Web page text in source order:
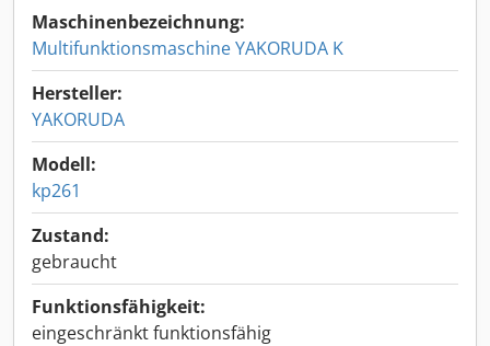
Maschinenbezeichnung:
Multifunktionsmaschine YAKORUDA K
Hersteller:
YAKORUDA
Modell:
kp261
Zustand:
gebraucht
Funktionsfähigkeit:
eingeschränkt funktionsfähig